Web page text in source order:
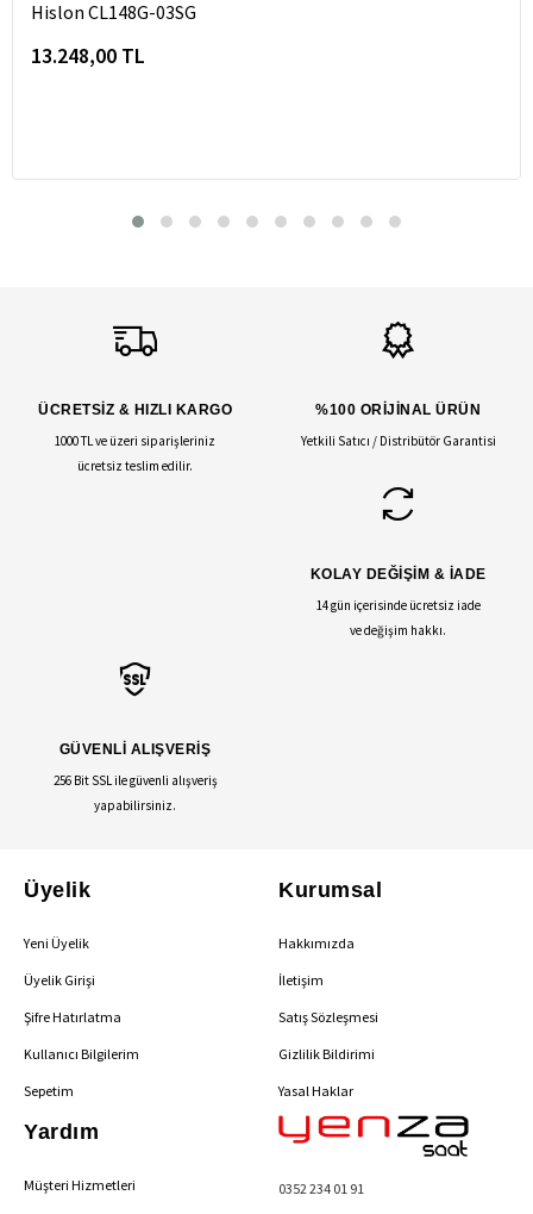
Hislon CL148G-03SG
13.248,00 TL
ÜCRETSİZ & HIZLI KARGO
1000 TL ve üzeri siparişleriniz
ücretsiz teslim edilir.
%100 ORİJİNAL ÜRÜN
Yetkili Satıcı / Distribütör Garantisi
KOLAY DEĞİŞİM & İADE
14 gün içerisinde ücretsiz iade
ve değişim hakkı.
GÜVENLİ ALIŞVERİŞ
256 Bit SSL ile güvenli alışveriş
yapabilirsiniz.
Üyelik
Yeni Üyelik
Üyelik Girişi
Şifre Hatırlatma
Kullanıcı Bilgilerim
Sepetim
Kurumsal
Hakkımızda
İletişim
Satış Sözleşmesi
Gizlilik Bildirimi
Yasal Haklar
Yardım
Müşteri Hizmetleri 0352 234 01 91